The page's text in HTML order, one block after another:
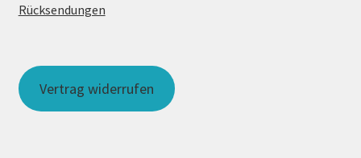
Rücksendungen
Vertrag widerrufen